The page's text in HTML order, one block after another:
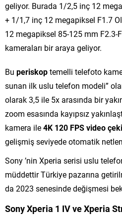
geliyor. Burada 1/2,5 inç 12
+ 1/1,7 inç 12 megapiksel F1.7
12 megapiksel 85-125 mm F2.3-
kameraları bir araya geliyor.
Bu periskoptemelli telefoto
sunan ilk uslu telefon modeli”
olarak 3,5 ile 5x arasında bir
zoom esasında kayıpsız
kamera ile4K 120 FPS video
gelişmiş seviyede otomatik
Sony ’nin Xperia serisi uslu
müddettir Türkiye pazarına
da 2023 senesinde değişmesi
Sony Xperia 1 IV ve Xperia